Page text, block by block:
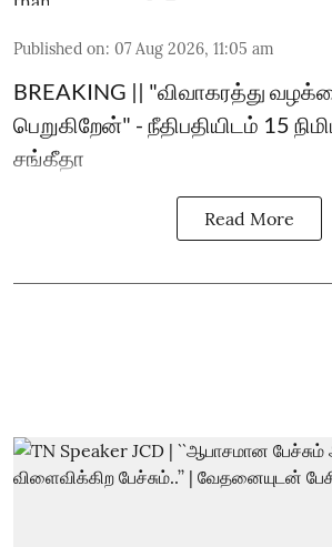
Published on: 07 Aug 2026, 11:05 am
BREAKING || "விவாகரத்து
பெறுகிறேன்" - நீதிபதியிடம் 15
சங்கீதா
Read More